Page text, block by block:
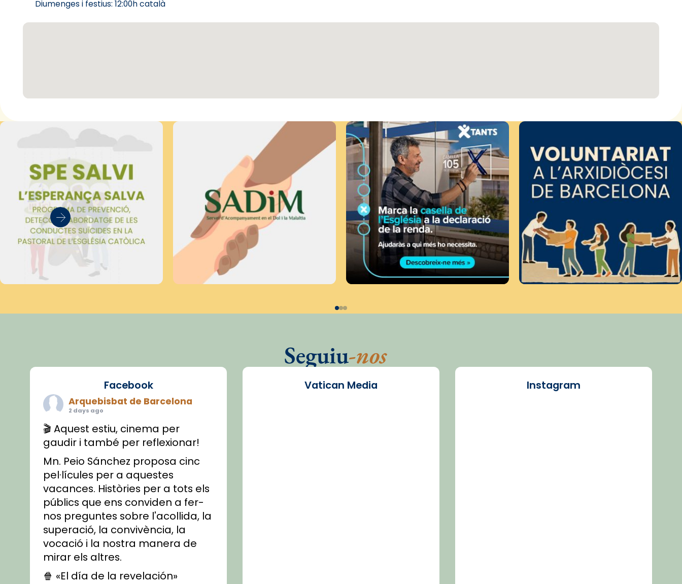
Diumenges i festius: 12:00h català
Seguiu-nos
Facebook
Arquebisbat de Barcelona
2 days ago
🎬 Aquest estiu, cinema per
gaudir i també per reflexionar!
Mn. Peio Sánchez proposa cinc
pel·lícules per a aquestes
vacances. Històries per a tots els
públics que ens conviden a fer-
nos preguntes sobre l'acollida, la
superació, la convivència, la
vocació i la nostra manera de
mirar els altres.
🍿 «El día de la revelación»
Vatican Media Instagram